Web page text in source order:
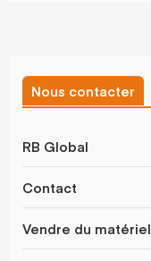
Nous contacter
RB Global
Contact
Vendre du matériel